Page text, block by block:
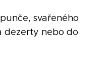
svařeného
dezerty nebo do